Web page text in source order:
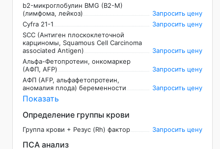
b2-микроглобулин BMG (B2-M)
(лимфома, лейкоз)
Запросить цену
Cyfra 21-1
Запросить цену
SCC (Антиген плоскоклеточной
карциномы, Squamous Cell Carcinoma
associated Antigen)
Запросить цену
Альфа-Фетопротеин, онкомаркер
(АФП, AFP)
Запросить цену
АФП (AFP, альфафетопротеин,
аномалия плода) беременности
Запросить цену
Показать
Определение группы крови
Группа крови + Резус (Rh) фактор Запросить цену
ПСА анализ